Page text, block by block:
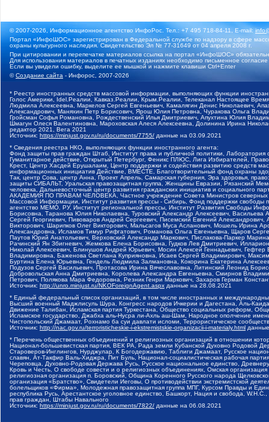
© 2007-2026, Информационное агентство ИнфоРос. Тел.: +7 495 718-84-11, E-mail:
Портал «ИнфоШОС» зарегистрирован в Федеральной службе по надзору в сфере
охраны культурного наследия. Свидетельство Эл № 77-31649 от 04 апреля 2008 г.
При цитировании и перепечатке материалов ссылка на портал «ИнфоШОС»
Для использования материалов в печатных изданиях необходимо письменное
Если вы увидели ошибку, выделите ее мышкой и нажмите клавиши Ctrl+Enter
©Создание сайта - Инфорос, 2007-2026
* Реестр иностранных средств массовой информации, выполняющих функции
Голос Америки, Idel.Реалии, Кавказ.Реалии, Крым.Реалии, Телеканал Настоящее
Людмила Алексеевна, Маркелов Сергей Евгеньевич, Камалягин Денис Николаевич,
Александрович, Маняхин Петр Борисович, Ярош Юлия Петровна, Чуракова Ольга
Гройсман Софья Романовна, Рождественский Илья Дмитриевич, Апухтина Юлия
Шмагун Олеся Валентиновна, Мароховская Алеся Алексеевна, Долинина Ирина
редактор 2021, Вега 2021
Источник: https://minjust.gov.ru/ru/documents/7755/ данные на 03.09.2021
* Сведения реестра НКО, выполняющих функции иностранного агента:
Фонд защиты прав граждан Штаб, Институт права и публичной политики,
Гуманитарное действие, Открытый Петербург, Феникс ПЛЮС, Лига Избирателей,
Крест, Центр Хасдей Ерушалаим, Центр поддержки и содействия развитию средств
информационных инициатив Действие, ВМЕСТЕ, Благотворительный фонд охраны
Так, центр Сова, центр Анна, Проект Апрель, Самарская губерния, Эра здоровья,
защиты СИБАЛЬТ, Уральская правозащитная группа, Женщины Евразии, Рязанский
человека, Дальневосточный центр развития гражданских инициатив и социального
АКАДЕМИЯ ПО ПРАВАМ ЧЕЛОВЕКА, Частное учреждение Совета Министров северных
Массовой Информации, Институт развития прессы - Сибирь, Фонд поддержки
агентство МЕМО. РУ, Институт региональной прессы, Институт Развития Свободы
Борисовна, Таранова Юлия Николаевна, Туровский Александр Алексеевич,
Сергей Георгиевич, Пивоваров Андрей Сергеевич, Писемский Евгений
Викторович, Шарипков Олег Викторович, Мальсагов Муса Асланович, Мошель Ирина
Александровна, Исламов Тимур Рифгатович, Романова Ольга Евгеньевна, Щаров
Паутов Юрий Анатольевич, Верховский Александр Маркович, Пислакова-Паркер
Рачинский Ян Збигневич, Жемкова Елена Борисовна, Гудков Лев Дмитриевич,
Николай Алексеевич, Блинушов Андрей Юрьевич, Мосин Алексей Геннадьевич,
Владимировна, Баженова Светлана Куприяновна, Исаев Сергей Владимирович,
Буртина Елена Юрьевна, Гендель Людмила Залмановна, Кокорина Екатерина
Подузов Сергей Васильевич, Протасова Ирина Вячеславовна, Литинский Леонид
Добровольская Анна Дмитриевна, Королева Александра Евгеньевна, Смирнов
Петрович, Полякова Мара Федоровна, Резник Генри Маркович, Захаров Герман
Источник: http://unro.minjust.ru/NKOForeignAgent.aspx данные на 28.08.2021
* Единый федеральный список организаций, в том числе иностранных и
Высший военный Маджлисуль Шура, Конгресс народов Ичкерии и Дагестана, Аль-
Движение Талибан, Исламская партия Туркестана, Общество социальных реформ,
Исламское государство, Джабха аль-Нусра ли-Ахль аш-Шам, Народное ополчение
Чистопольский Джамаат, Рохнамо ба суи давлати исломи, Террористическое
Источник: http://nac.gov.ru/terroristicheskie-i-ekstremistskie-organizacii-i-materialy.html
* Перечень общественных объединений и религиозных организаций в отношении
Национал-большевистская партия, ВЕК РА, Рада земли Кубанской Духовно Родовой
Староверов-Инглингов, Нурджулар, К Богодержавию, Таблиги Джамаат, Русское
славян, Ат-Такфир Валь-Хиджра, Пит Буль, Национал-социалистическая рабочая
Череповца, Духовно-Родовая Держава Русь, Русское национальное единство,
Кровь и Честь, О свободе совести и о религиозных объединениях, Омская
религиозная организация п. Боровский, Община Коренного Русского народа
организация «Братство», Свидетели Иеговы, О противодействии экстремистской
болельщиков «Фирма», Молодежная правозащитная группа МПГ, Курсом Правды и
республика Русь, Арестантское уголовное единство, Башкорт, Нация и свобода,
прав граждан, Штабы Навального
Источник: https://minjust.gov.ru/ru/documents/7822/ данные на 06.08.2021